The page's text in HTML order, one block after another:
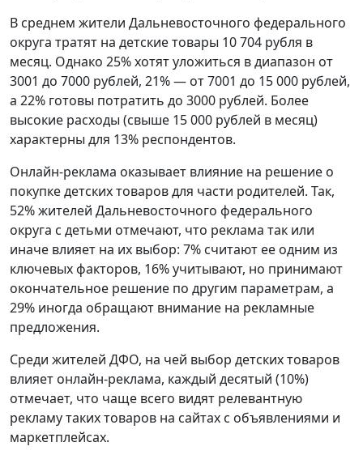
В среднем жители Дальневосточного федерального
округа тратят на детские товары 10 704 рубля в
месяц. Однако 25% хотят уложиться в диапазон от
3001 до 7000 рублей, 21% — от 7001 до 15 000 рублей,
а 22% готовы потратить до 3000 рублей. Более
высокие расходы (свыше 15 000 рублей в месяц)
характерны для 13% респондентов.
Онлайн-реклама оказывает влияние на решение о
покупке детских товаров для части родителей. Так,
52% жителей Дальневосточного федерального
округа с детьми отмечают, что реклама так или
иначе влияет на их выбор: 7% считают ее одним из
ключевых факторов, 16% учитывают, но принимают
окончательное решение по другим параметрам, а
29% иногда обращают внимание на рекламные
предложения.
Среди жителей ДФО, на чей выбор детских товаров
влияет онлайн-реклама, каждый десятый (10%)
отмечает, что чаще всего видят релевантную
рекламу таких товаров на сайтах с объявлениями и
маркетплейсах.